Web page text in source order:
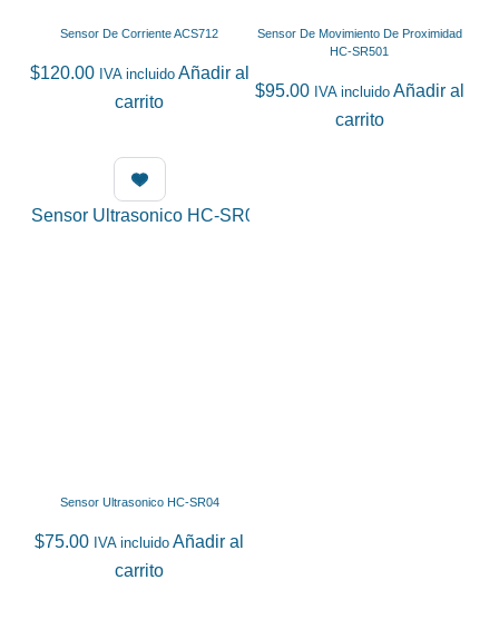
Sensor De Corriente ACS712
$120.00 IVA incluido Añadir al
carrito
Sensor De Movimiento De Proximidad
HC-SR501
$95.00 IVA incluido Añadir al
carrito
Sensor Ultrasonico HC-SR04
$75.00 IVA incluido Añadir al
carrito